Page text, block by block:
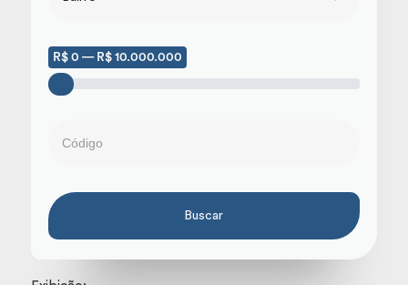
R$ 0 — R$ 10.000.000